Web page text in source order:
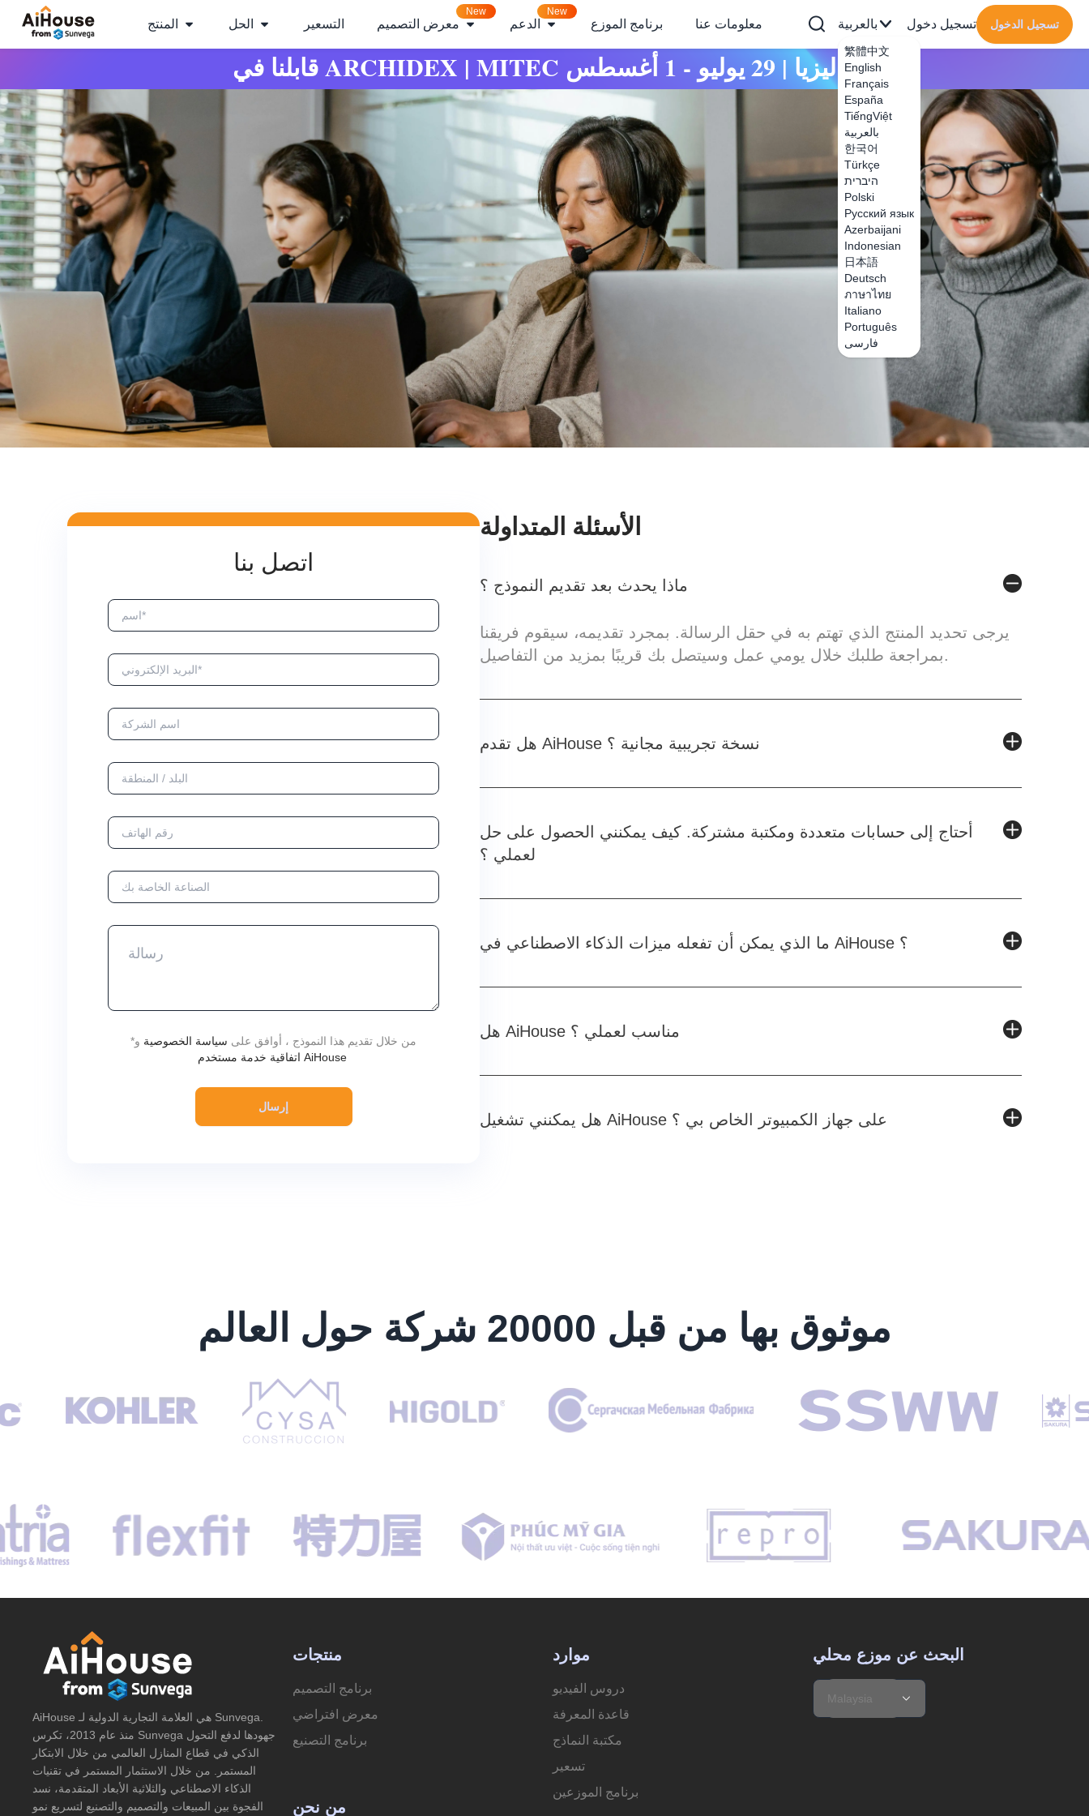
المنتج الحل التسعير معرض التصميم
New
الدعم
New
برنامج الموزع معلومات عنا بالعربية
繁體中文
English
Français
España
TiếngViệt
بالعربية
한국어
Türkçe
היברית
Polski
Русский язык
Azerbaijani
Indonesian
日本語
Deutsch
ภาษาไทย
Italiano
Português
فارسی
تسجيل دخول تسجيل الدخول
قابلنا في ARCHIDEX | MITEC ماليزيا | 29 يوليو - 1 أغسطس
اتصل بنا
* من خلال تقديم هذا النموذج ، أوافق على سياسة الخصوصية و
اتفاقية خدمة مستخدم AiHouse
إرسال
الأسئلة المتداولة
ماذا يحدث بعد تقديم النموذج ؟
يرجى تحديد المنتج الذي تهتم به في حقل الرسالة. بمجرد تقديمه، سيقوم فريقنا
بمراجعة طلبك خلال يومي عمل وسيتصل بك قريبًا بمزيد من التفاصيل.
هل تقدم AiHouse نسخة تجريبية مجانية ؟
أحتاج إلى حسابات متعددة ومكتبة مشتركة. كيف يمكنني الحصول على حل
لعملي ؟
ما الذي يمكن أن تفعله ميزات الذكاء الاصطناعي في AiHouse ؟
هل AiHouse مناسب لعملي ؟
هل يمكنني تشغيل AiHouse على جهاز الكمبيوتر الخاص بي ؟
موثوق بها من قبل 20000 شركة حول العالم
AiHouse هي العلامة التجارية الدولية لـ Sunvega.
منذ عام 2013، تكرس Sunvega جهودها لدفع التحول
الذكي في قطاع المنازل العالمي من خلال الابتكار
المستمر. من خلال الاستثمار المستمر في تقنيات
الذكاء الاصطناعي والثلاثية الأبعاد المتقدمة، نسد
الفجوة بين المبيعات والتصميم والتصنيع لتسريع نمو
منتجات
برنامج التصميم
معرض افتراضي
برنامج التصنيع
من نحن
موارد
دروس الفيديو
قاعدة المعرفة
مكتبة النماذج
تسعير
برنامج الموزعين
البحث عن موزع محلي